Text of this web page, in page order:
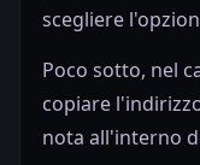
scegliere
Poco sotto, nel
copiare
nota all'interno